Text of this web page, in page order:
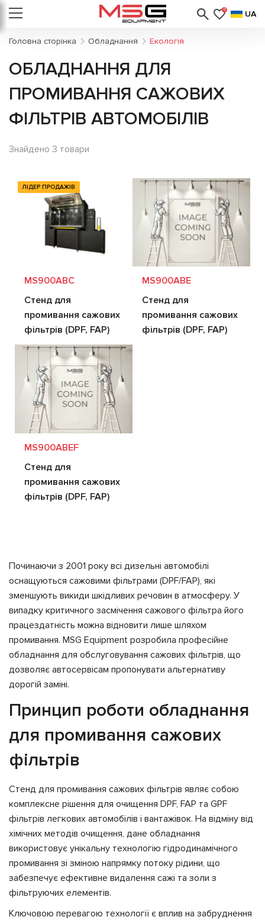
0 UA
Головна сторінка Обладнання Екологія
ОБЛАДНАННЯ ДЛЯ
ПРОМИВАННЯ САЖОВИХ
ФІЛЬТРІВ АВТОМОБІЛІВ
Знайдено 3 товари
ЛІДЕР ПРОДАЖІВ
MS900ABC
Стенд для
промивання сажових
фільтрів (DPF, FAP)
MS900ABE
Стенд для
промивання сажових
фільтрів (DPF, FAP)
MS900ABEF
Стенд для
промивання сажових
фільтрів (DPF, FAP)
Починаючи з 2001 року всі дизельні автомобілі
оснащуються сажовими фільтрами (DPF/FAP), які
зменшують викиди шкідливих речовин в атмосферу. У
випадку критичного засмічення сажового фільтра його
працездатність можна відновити лише шляхом
промивання. MSG Equipment розробила професійне
обладнання для обслуговування сажових фільтрів, що
дозволяє автосервісам пропонувати альтернативу
дорогій заміні.
Принцип роботи обладнання
для промивання сажових
фільтрів
Стенд для промивання сажових фільтрів являє собою
комплексне рішення для очищення DPF, FAP та GPF
фільтрів легкових автомобілів і вантажівок. На відміну від
хімічних методів очищення, дане обладнання
використовує унікальну технологію гідродинамічного
промивання зі зміною напрямку потоку рідини, що
забезпечує ефективне видалення сажі та золи з
фільтруючих елементів.
Ключовою перевагою технології є вплив на забруднення